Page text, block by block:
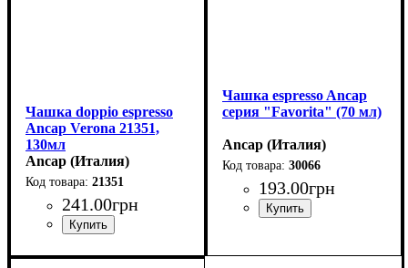
Чашка doppio espresso
Ancap Verona 21351,
130мл
Ancap (Италия)
21351
241.00грн
Чашка espresso Ancap
серия "Favorita" (70 мл)
Ancap (Италия)
30066
193.00грн